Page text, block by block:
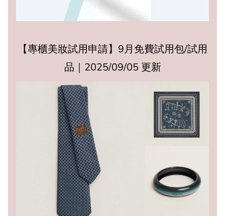
【專櫃美妝試用申請】9月免費試用包/試用
品｜2025/09/05 更新